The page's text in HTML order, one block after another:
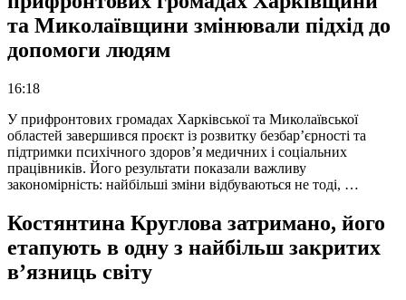
та Миколаївщини змінювали підхід до
допомоги людям
16:18
У прифронтових громадах Харківської та Миколаївської
областей завершився проєкт із розвитку безбар’єрності та
підтримки психічного здоров’я медичних і соціальних
працівників. Його результати показали важливу
закономірність: найбільші зміни відбуваються не тоді, …
Костянтина Круглова затримано, його
етапують в одну з найбільш закритих
в’язниць світу